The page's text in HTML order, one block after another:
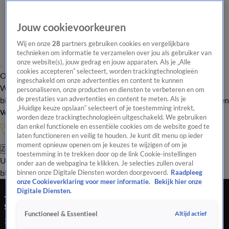
Overzicht Onze programma's Uitzendingen Onze gezichten
In de
WandelgangenInterviewsUitzending
bijwonenPodcastShopVeelgestelde vragenKijkersvraag insturen
Volg Vandaag Inside
Zoeken
UitzendingenVandaag InsideDe OranjezomerShopUitzending
bijwonen
Jan Smit na turbulente periode rondom
scheiding: 'Het gaat goed met mij'
28 mei 2026, 13:52
Jouw cookievoorkeuren
Wij en onze28 partners gebruiken cookies en vergelijkbare
technieken om informatie te verzamelen over jou als gebruiker van
onze website(s), jouw gedrag en jouw apparaten. Als je „Alle
cookies accepteren” selecteert, worden trackingtechnologieën
ingeschakeld om onze advertenties en content te kunnen
personaliseren, onze producten en diensten te verbeteren en om
de prestaties van advertenties en content te meten. Als je
„Huidige keuze opslaan” selecteert of je toestemming intrekt,
worden deze trackingtechnologieën uitgeschakeld. We gebruiken
dan enkel functionele en essentiële cookies om de website goed te
laten functioneren en veilig te houden. Je kunt dit menu op ieder
moment opnieuw openen om je keuzes te wijzigen of om je
toestemming in te trekken door op de link Cookie-instellingen
onder aan de webpagina te klikken. Je selecties zullen overal
binnen onze Digitale Diensten worden doorgevoerd. Raadpleeg
onze Cookieverklaring voor meer informatie.
Bekijk hier onze
Digitale Diensten.
Functioneel & Essentieel Altijd actief